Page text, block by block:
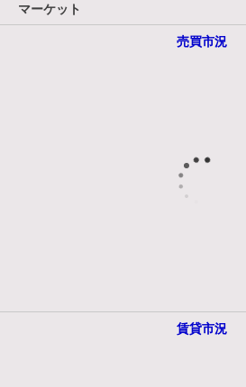
マーケット
売買市況
賃貸市況